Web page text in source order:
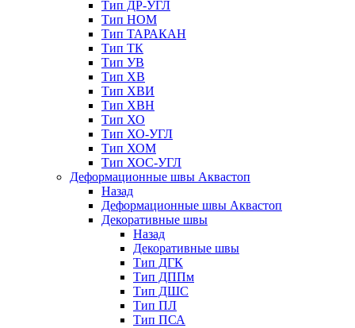
Тип ДР-УГЛ
Тип НОМ
Тип ТАРАКАН
Тип ТК
Тип УВ
Тип ХВ
Тип ХВИ
Тип ХВН
Тип ХО
Тип ХО-УГЛ
Тип ХОМ
Тип ХОС-УГЛ
Деформационные швы Аквастоп
Назад
Деформационные швы Аквастоп
Декоративные швы
Назад
Декоративные швы
Тип ДГК
Тип ДППм
Тип ДШС
Тип ПЛ
Тип ПСА